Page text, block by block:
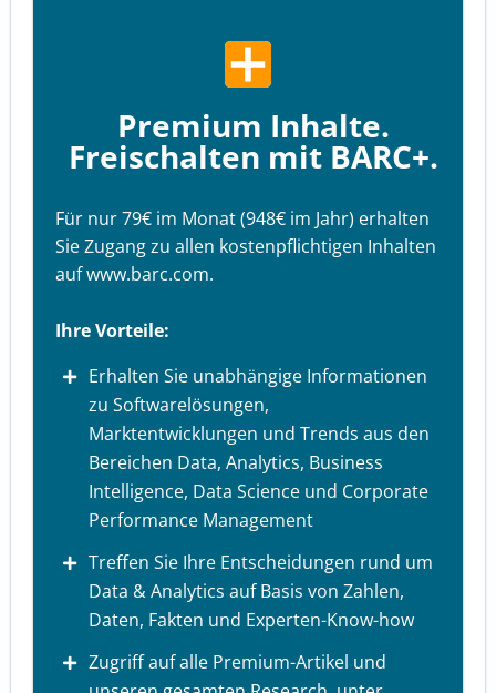
Premium Inhalte.
Freischalten mit BARC+.
Für nur 79€ im Monat (948€ im Jahr) erhalten
Sie Zugang zu allen kostenpflichtigen Inhalten
auf www.barc.com.
Ihre Vorteile:
Erhalten Sie unabhängige Informationen
zu Softwarelösungen,
Marktentwicklungen und Trends aus den
Bereichen Data, Analytics, Business
Intelligence, Data Science und Corporate
Performance Management
Treffen Sie Ihre Entscheidungen rund um
Data & Analytics auf Basis von Zahlen,
Daten, Fakten und Experten-Know-how
Zugriff auf alle Premium-Artikel und